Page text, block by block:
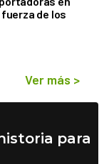
de los
Ver más >
para